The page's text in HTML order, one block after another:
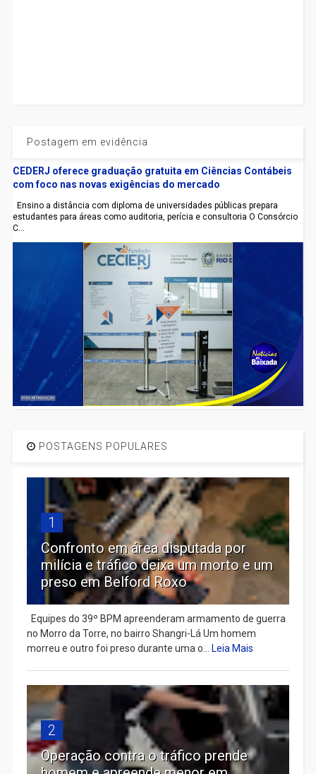
Postagem em evidência
CEDERJ oferece graduação gratuita em Ciências Contábeis
com foco nas novas exigências do mercado
Ensino a distância com diploma de universidades públicas prepara
estudantes para áreas como auditoria, perícia e consultoria O Consórcio
C...
POSTAGENS POPULARES
1
Confronto em área disputada por
milícia e tráfico deixa um morto e um
preso em Belford Roxo
Equipes do 39º BPM apreenderam armamento de guerra
no Morro da Torre, no bairro Shangri-Lá Um homem
morreu e outro foi preso durante uma o...
Leia Mais
2
Operação contra o tráfico prende